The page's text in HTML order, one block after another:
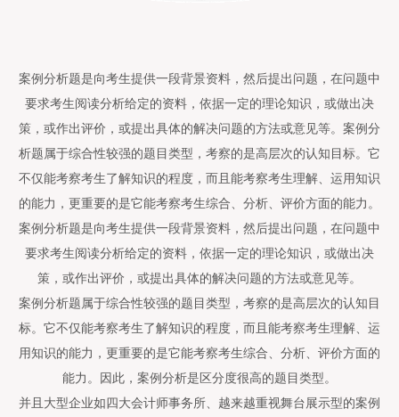
案例分析题是向考生提供一段背景资料，然后提出问题，在问题中
要求考生阅读分析给定的资料，依据一定的理论知识，或做出决
策，或作出评价，或提出具体的解决问题的方法或意见等。案例分
析题属于综合性较强的题目类型，考察的是高层次的认知目标。它
不仅能考察考生了解知识的程度，而且能考察考生理解、运用知识
的能力，更重要的是它能考察考生综合、分析、评价方面的能力。
案例分析题是向考生提供一段背景资料，然后提出问题，在问题中
要求考生阅读分析给定的资料，依据一定的理论知识，或做出决
策，或作出评价，或提出具体的解决问题的方法或意见等。
案例分析题属于综合性较强的题目类型，考察的是高层次的认知目
标。它不仅能考察考生了解知识的程度，而且能考察考生理解、运
用知识的能力，更重要的是它能考察考生综合、分析、评价方面的
能力。因此，案例分析是区分度很高的题目类型。
并且大型企业如四大会计师事务所、越来越重视舞台展示型的案例